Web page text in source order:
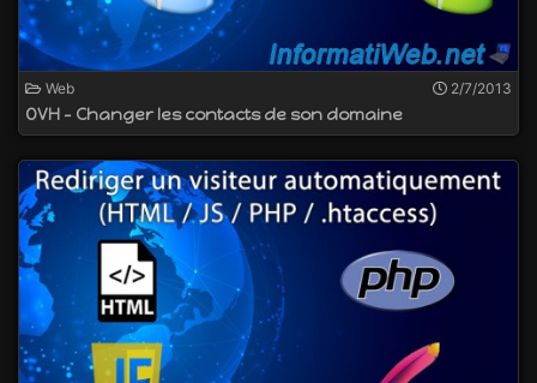
Web 2/7/2013
OVH - Changer les contacts de son domaine